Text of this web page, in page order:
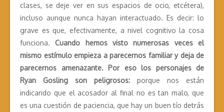
clases, se deje ver en sus espacios de ocio, etcétera),
incluso aunque nunca hayan interactuado. Es decir: lo
grave es que, efectivamente, a nivel cognitivo la cosa
funciona.Cuando hemos visto numerosas veces el
mismo estímulo empieza a parecernos familiar y deja de
parecernos amenazante.
Por eso los personajes de
Ryan Gosling son peligrosos: porque nos están
indicando que el acosador al final no es tan malo, que
es una cuestión de paciencia, que hay un buen tío detrás